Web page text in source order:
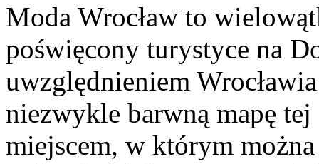
Moda Wrocław to
poświęcony turystyce na
uwzględnieniem
niezwykle barwną mapę
miejscem, w którym